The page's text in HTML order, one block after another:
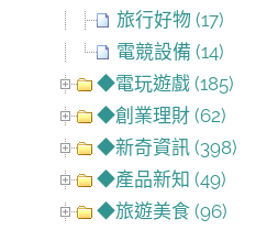
旅行好物 (17)
電競設備 (14)
◆電玩遊戲 (185)
◆創業理財 (62)
◆新奇資訊 (398)
◆產品新知 (49)
◆旅遊美食 (96)